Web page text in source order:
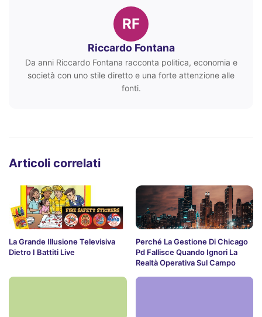
RF
Riccardo Fontana
Da anni Riccardo Fontana racconta politica, economia e
società con uno stile diretto e una forte attenzione alle
fonti.
Articoli correlati
La Grande Illusione Televisiva
Dietro I Battiti Live
Perché La Gestione Di Chicago
Pd Fallisce Quando Ignori La
Realtà Operativa Sul Campo